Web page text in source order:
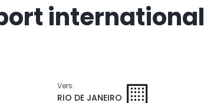
international
Vers:
RIO DE JANEIRO